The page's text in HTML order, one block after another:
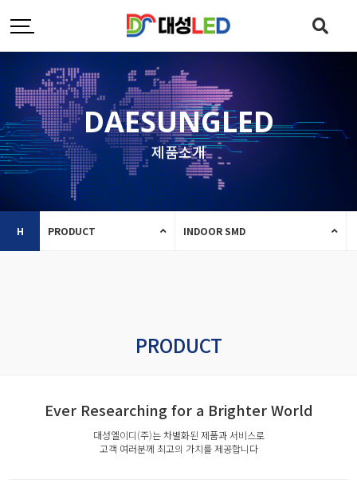
DAESUNGLED
제품소개
H PRODUCT INDOOR SMD
PRODUCT
Ever Researching for a Brighter World
대성엘이디(주)는 차별화된 제품과 서비스로
고객 여러분께 최고의 가치를 제공합니다